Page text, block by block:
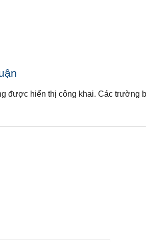
được hiển thị công khai. Các trường